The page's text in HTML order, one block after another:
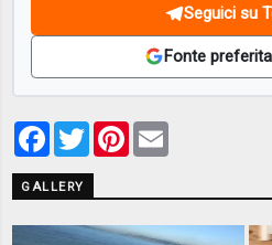
Seguici su
Fonte
Facebook
TwitterPinterest
GALLERY